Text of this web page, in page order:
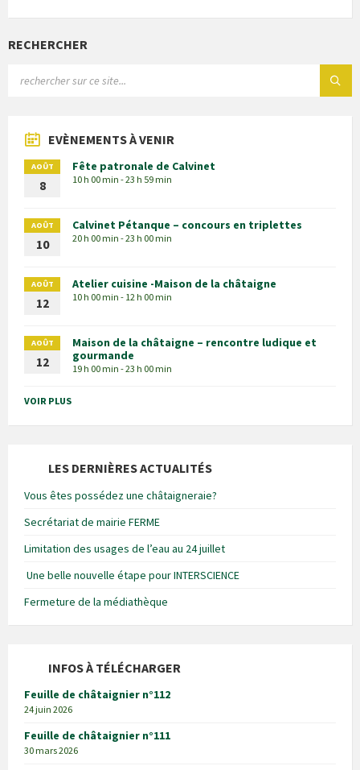
RECHERCHER
EVÈNEMENTS À VENIR
AOÛT
8
Fête patronale de Calvinet
10 h 00 min - 23 h 59 min
AOÛT
10
Calvinet Pétanque – concours en triplettes
20 h 00 min - 23 h 00 min
AOÛT
12
Atelier cuisine -Maison de la châtaigne
10 h 00 min - 12 h 00 min
AOÛT
12
Maison de la châtaigne – rencontre ludique et
gourmande
19 h 00 min - 23 h 00 min
VOIR PLUS
LES DERNIÈRES ACTUALITÉS
Vous êtes possédez une châtaigneraie?
Secrétariat de mairie FERME
Limitation des usages de l’eau au 24 juillet
Une belle nouvelle étape pour INTERSCIENCE
Fermeture de la médiathèque
INFOS À TÉLÉCHARGER
Feuille de châtaignier n°112
24 juin 2026
Feuille de châtaignier n°111
30 mars 2026